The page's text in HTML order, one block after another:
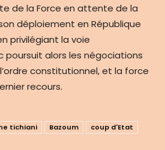
de la Force en attente de la
déploiement en République
privilégiant la voie
poursuit alors les négociations
constitutionnel, et la force
recours.
tichiani Bazoum
coup d'Etat